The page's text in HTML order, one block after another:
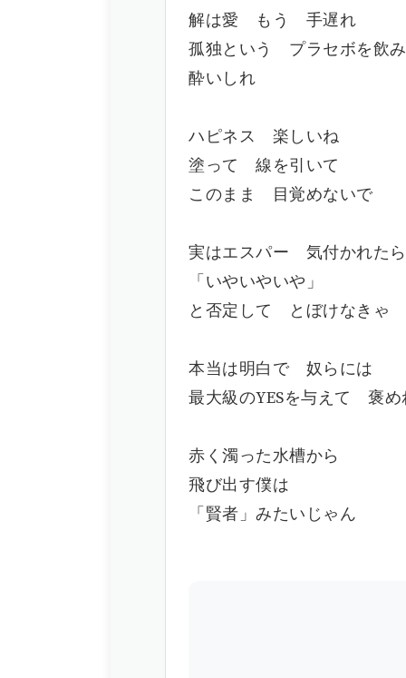
解は愛 もう 手遅れ
孤独という プラセボを飲み
酔いしれ
ハピネス 楽しいね
塗って 線を引いて
このまま 目覚めないで
実はエスパー 気付かれたら
「いやいやいや」
と否定して とぼけなきゃ
本当は明白で 奴らには
最大級のYESを与えて 褒め
赤く濁った水槽から
飛び出す僕は
「賢者」みたいじゃん